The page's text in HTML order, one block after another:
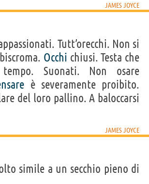
JAMES JOYCE
Tutt’orecchi. Non si
Occhi chiusi. Testa che
Suonati. Non osare
è severamente proibito.
del loro pallino. A baloccarsi
JAMES JOYCE
simile a un secchio pieno di